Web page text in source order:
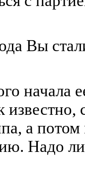
Вы
начала
а
Надо ли